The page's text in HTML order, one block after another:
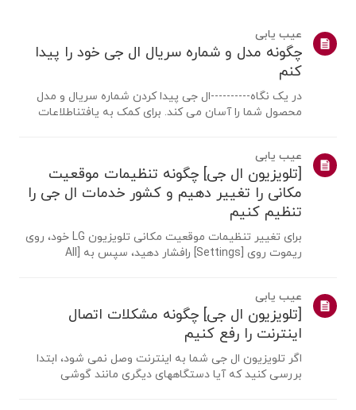
عیب یابی
چگونه مدل و شماره سریال ال جی خود را پیدا
کنم
در یک نگاه----------ال جی پیدا کردن شماره سریال و مدل
محصول شما را آسان می کند. برای کمک به یافتناطلاعات
مدل ها ایجاد شده است، بنابرا...
عیب یابی
[تلویزیون ال جی] چگونه تنظیمات موقعیت
مکانی را تغییر دهیم و کشور خدمات ال جی را
تنظیم کنیم
برای تغییر تنظیمات موقعیت مکانی تلویزیون LG خود، روی
ریموت روی [Settings] رافشار دهید، سپس به [All
متفاوت باشد. تنظیمات ست تاپ باکس ممکناست برای
مدل...
عیب یابی
[تلویزیون ال جی] چگونه مشکلات اتصال
اینترنت را رفع کنیم
اگر تلویزیون ال جی شما به اینترنت وصل نمی شود، ابتدا
بررسی کنید که آیا دستگاههای دیگری مانند گوشی